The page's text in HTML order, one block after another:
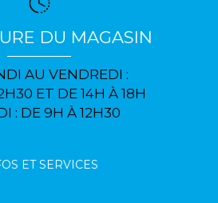
DU MAGASIN
AU VENDREDI :
ET DE 14H À 18H
: DE 9H À 12H30
ET SERVICES